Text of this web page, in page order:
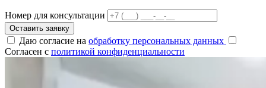
Номер для консультации
Оставить заявку
Даю согласие на обработку персональных данных
Согласен с политикой конфиденциальности